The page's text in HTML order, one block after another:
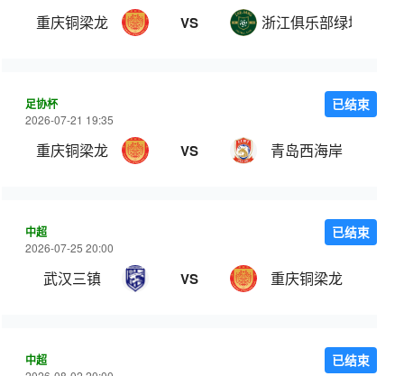
重庆铜梁龙 VS 浙江俱乐部绿城
足协杯
2026-07-21 19:35
重庆铜梁龙 VS 青岛西海岸
已结束
中超
2026-07-25 20:00
武汉三镇 VS 重庆铜梁龙
已结束
中超 已结束